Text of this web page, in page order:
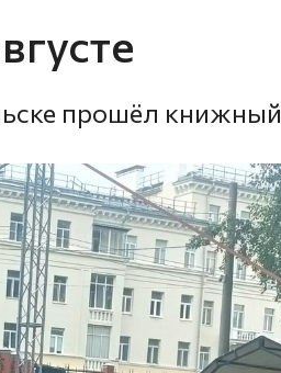
прошёл книжный